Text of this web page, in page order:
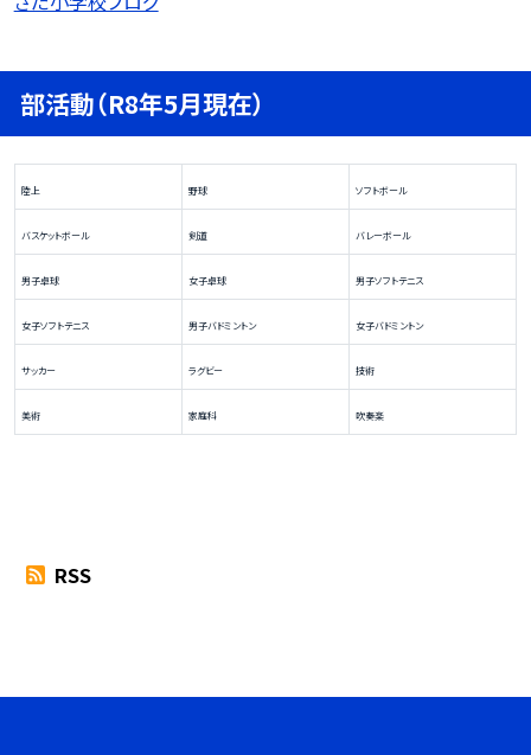
部活動（R8年5月現在）
陸上 野球 ソフトボール
バスケットボール 剣道 バレーボール
男子卓球 女子卓球 男子ソフトテニス
女子ソフトテニス 男子バドミントン 女子バドミントン
サッカー ラグビー 技術
美術 家庭科 吹奏楽
RSS